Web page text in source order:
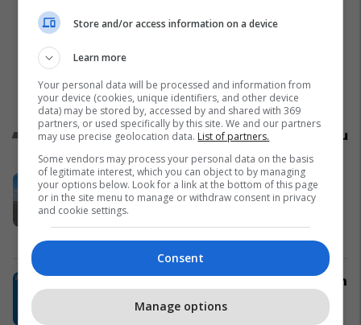
Promo Reklamo këtu
GP Aviation prezanton tri
destinacione të reja nga Prishtina
gjatë muajit qershor
Zbritje deri në 59% në Neptun vetëm
Neptun
Store and/or access information on a device
Learn more
Your personal data will be processed and information from
your device (cookies, unique identifiers, and other device
data) may be stored by, accessed by and shared with 369
partners, or used specifically by this site. We and our partners
may use precise geolocation data. List of partners.
Some vendors may process your personal data on the basis
of legitimate interest, which you can object to by managing
your options below. Look for a link at the bottom of this page
or in the site menu to manage or withdraw consent in privacy
and cookie settings.
Consent
Manage options